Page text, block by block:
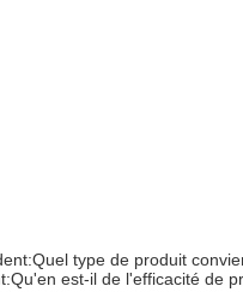
Quel type de produit
Qu'en est-il de l'efficacité de